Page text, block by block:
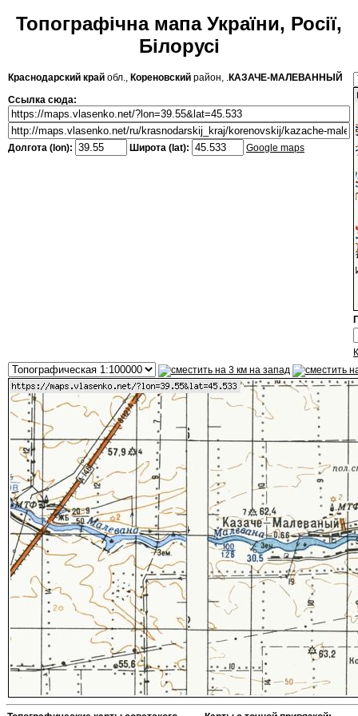
Топографічна мапа України, Росії,
Білорусі
Краснодарский край обл., Кореновский район, .КАЗАЧЕ-МАЛЕВАННЫЙ
Ссылка сюда:
Долгота (lon): Широта (lat): Google maps